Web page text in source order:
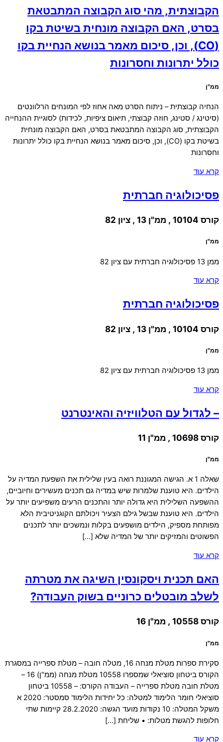
הקבוצתית, מהי סוג הקבוצה המתבטאת
בסרט, האם הקבוצה מונחית בשיטת בקו
(CO), וכן, סיכום מאמר בנושא הנחיית בקו
כולל יתרונות וחסרונות
ממ"ן
הנחיה קבוצתית – ניתוח הסרט מאה אחוז לפי המונחים הרלוונטים
(סיטינג / סטינג, חוזה קבוצתי, תיאום ציפיות, לכידות) לסוגיית ההנחייה
הקבוצתית, סוג הקבוצה המתבטאת בסרט, האם הקבוצה מונחית
בשיטת בקו (CO), וכן, סיכום מאמר בנושא הנחיית בקו כולל יתרונות
וחסרונות
קרא עוד
פסיכולוגיה חברתית
קורס 10104 , ממ"ן 13 , ציון 82
ממ"ן
ממן 13 פסיכולוגיה חברתית עם ציון 82
קרא עוד
פסיכולוגיה חברתית
קורס 10104 , ממ"ן 13 , ציון 82
ממ"ן
ממן 13 פסיכולוגיה חברתית עם ציון 82
קרא עוד
– לגדול עם הטלוויזיה והאינטרנט
קורס 10698 , ממ"ן 11
ממ"ן
שאלה 1 א. הגישה המגוננת רואה בעין שלילית את השפעת המדיה על
הילדים. היא טוענת שלמרות שיש במדיה גם תכנים מעשירים וחיוביים,
ההשפעה השלילית היא גדולה יותר והתכנים הרעים משפיעים יותר על
הילדים. היא טוענת שבשל גילם הצעיר ויכולתם הקוגניטיבית הלא
מפותחת מספיק, הילדים מושפעים בקלות ונמשכים יותר לתכנים
הפשוטים והמזיקים יותר של המדיה שלא […]
קרא עוד
האם תכנית ויסקונסין השיגה את מטרתה
לשלב מובטלים כרוניים בשוק העבודה?
קורס 10558 , ממ"ן 16
ממ"ן
סקירת ספרות מטלת מנחה 16, מטלה חובה – מטלת ספרייה במסגרת
הקורס ביטחון סוציאלי שמספרו 10558 מטלת מנחה (ממ"ן) 16 –
מטלת חובה מטלת ספרייה – העבודה הקורס: – 10558 ביטחון
סוציאלי חומר הלימוד למטלה: כל יחידות הלימוד סמסטר: 2020 א
משקל המטלה: 10 נקודות מועד הגשה: 28.2.2020 קיימות שתי
חלופות להגשת מטלות: • שליחת […]
קרא עוד